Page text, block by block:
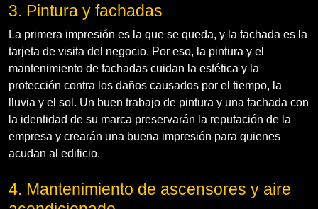
3. Pintura y fachadas
La primera impresión es la que se queda, y la fachada es la
tarjeta de visita del negocio. Por eso, la pintura y el
mantenimiento de fachadas cuidan la estética y la
protección contra los daños causados por el tiempo, la
lluvia y el sol. Un buen trabajo de pintura y una fachada con
la identidad de su marca preservarán la reputación de la
empresa y crearán una buena impresión para quienes
acudan al edificio.
4. Mantenimiento de ascensores y aire